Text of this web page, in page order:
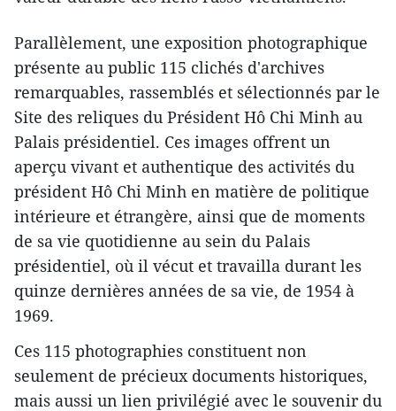
Parallèlement, une exposition photographique
présente au public 115 clichés d'archives
remarquables, rassemblés et sélectionnés par le
Site des reliques du Président Hô Chi Minh au
Palais présidentiel. Ces images offrent un
aperçu vivant et authentique des activités du
président Hô Chi Minh en matière de politique
intérieure et étrangère, ainsi que de moments
de sa vie quotidienne au sein du Palais
présidentiel, où il vécut et travailla durant les
quinze dernières années de sa vie, de 1954 à
1969.
Ces 115 photographies constituent non
seulement de précieux documents historiques,
mais aussi un lien privilégié avec le souvenir du